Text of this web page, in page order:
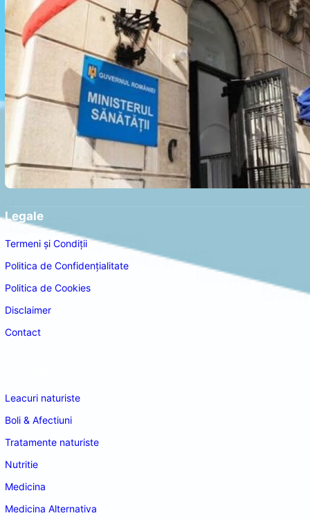
Legale
Termeni și Condiții
Politica de Confidențialitate
Politica de Cookies
Disclaimer
Contact
Leacuri naturiste
Boli & Afectiuni
Tratamente naturiste
Nutritie
Medicina
Medicina Alternativa